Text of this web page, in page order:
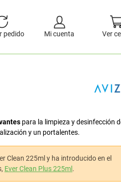
pedido Mi cuenta Ver
para la limpieza y desinfección
y un portalentes.
Clean 225ml y ha introducido en el
Ever Clean Plus 225ml .